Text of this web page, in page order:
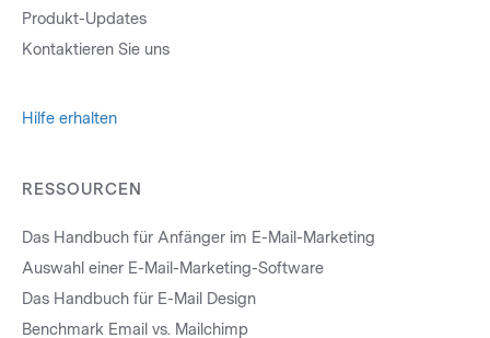
Produkt-Updates
Kontaktieren Sie uns
Hilfe erhalten
RESSOURCEN
Das Handbuch für Anfänger im E-Mail-Marketing
Auswahl einer E-Mail-Marketing-Software
Das Handbuch für E-Mail Design
Benchmark Email vs. Mailchimp